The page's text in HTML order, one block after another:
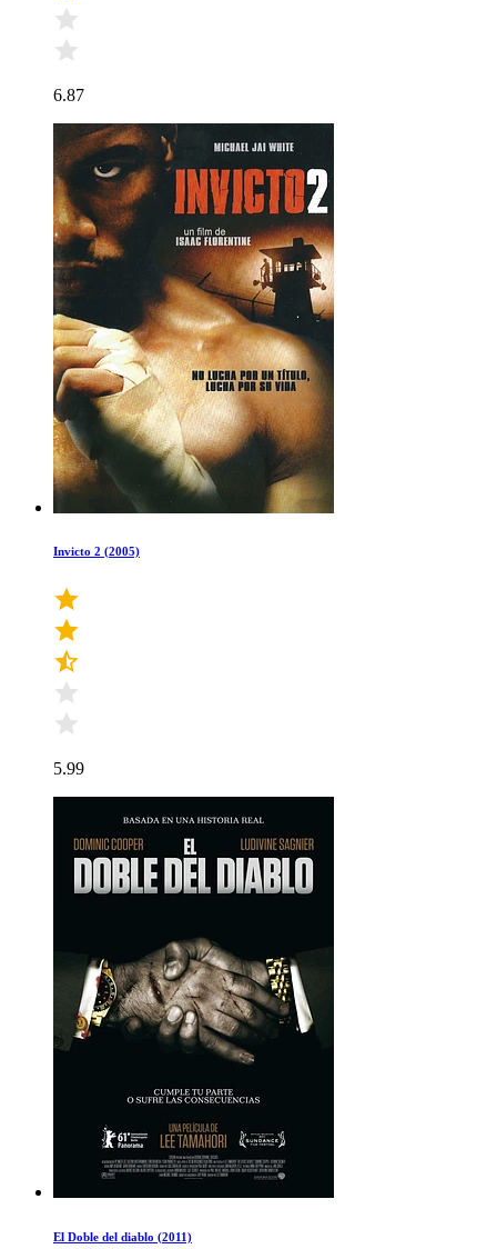
6.87
Invicto 2 (2005)
5.99
El Doble del diablo (2011)